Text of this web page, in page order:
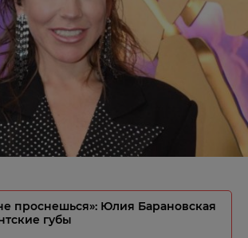
проснешься»: Юлия Барановская
губы